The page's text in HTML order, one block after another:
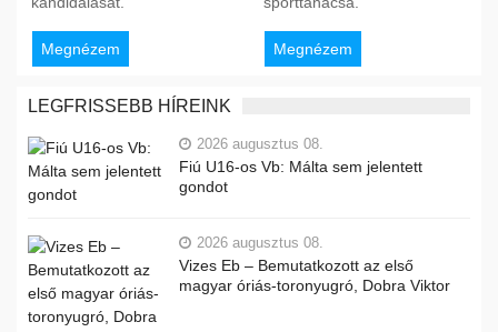
Megnézem Megnézem
LEGFRISSEBB HÍREINK
2026 augusztus 08.
Fiú U16-os Vb: Málta sem jelentett
gondot
2026 augusztus 08.
Vizes Eb – Bemutatkozott az első
magyar óriás-toronyugró, Dobra Viktor